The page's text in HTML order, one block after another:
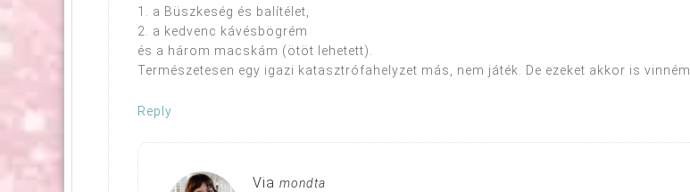
1. a Büszkeség és balítélet,
2. a kedvenc kávésbögrém
és a három macskám (ötöt lehetett).
Természetesen egy igazi katasztrófahelyzet más, nem játék. De ezeket akkor is vinném.
Reply
Via mondta